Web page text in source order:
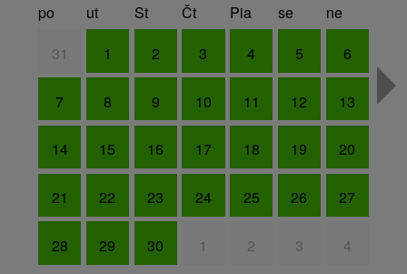
po
ut St Čt Pia se
ne
31
1 2 3 4 5 6
7 8 9 10 11 12 13
14 15 16 17 18 19 20
21 22 23 24 25 26 27
28 29 30 1 2 3 4